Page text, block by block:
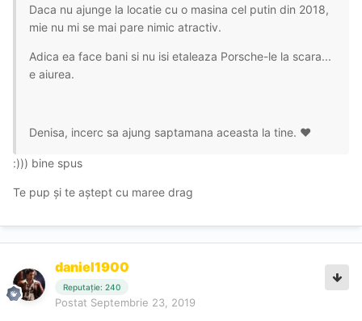
Daca nu ajunge la locatie cu o masina cel putin din 2018,
mie nu mi se mai pare nimic atractiv.
Adica ea face bani si nu isi etaleaza Porsche-le la scara...
e aiurea.
Denisa, incerc sa ajung saptamana aceasta la tine. ❤
:))) bine spus
Te pup și te aștept cu maree drag
daniel1900
Reputație: 240
Postat Septembrie 23, 2019